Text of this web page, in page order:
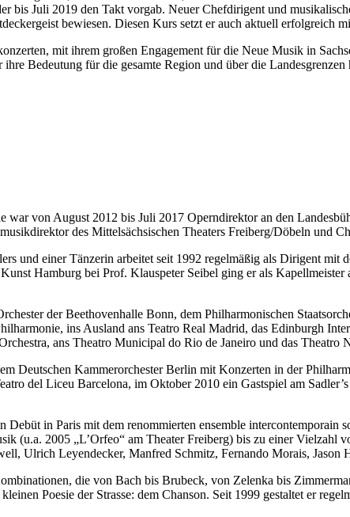
bis Juli 2019 den Takt vorgab. Neuer Chefdirigent und
bewiesen. Diesen Kurs setzt er auch aktuell erfolgreich
mit ihrem großen Engagement für die Neue Musik in
Bedeutung für die gesamte Region und über die Landesgrenzen
von August 2012 bis Juli 2017 Operndirektor an den
des Mittelsächsischen Theaters Freiberg/Döbeln und
und einer Tänzerin arbeitet seit 1992 regelmäßig als Dirigent mit
Hamburg bei Prof. Klauspeter Seibel ging er als
der Beethovenhalle Bonn, dem Philharmonischen
ins Ausland ans Teatro Real Madrid, das Edinburgh
ans Theatro Municipal do Rio de Janeiro und das Theatro
Deutschen Kammerorchester Berlin mit Konzerten in der
del Liceu Barcelona, im Oktober 2010 ein Gastspiel am
Debüt in Paris mit dem renommierten ensemble
(u.a. 2005 „L’Orfeo“ am Theater Freiberg) bis zu einer
Ulrich Leyendecker, Manfred Schmitz, Fernando Morais, Jason
die von Bach bis Brubeck, von Zelenka bis
Poesie der Strasse: dem Chanson. Seit 1999 gestaltet er